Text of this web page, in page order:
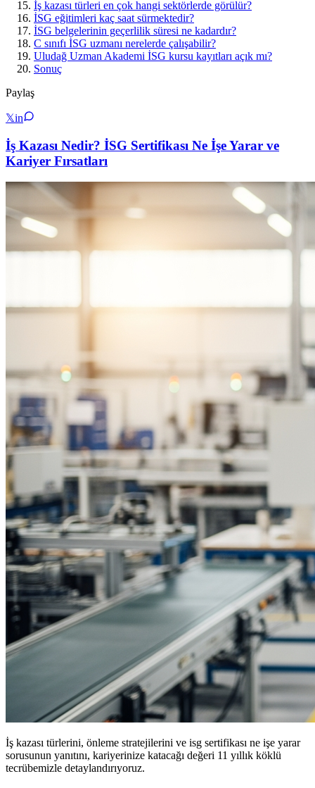
İş kazası türleri en çok hangi sektörlerde görülür?
İSG eğitimleri kaç saat sürmektedir?
İSG belgelerinin geçerlilik süresi ne kadardır?
C sınıfı İSG uzmanı nerelerde çalışabilir?
Uludağ Uzman Akademi İSG kursu kayıtları açık mı?
Sonuç
Paylaş
𝕏in
İş Kazası Nedir? İSG Sertifikası Ne İşe Yarar ve
Kariyer Fırsatları
İş kazası türlerini, önleme stratejilerini ve isg sertifikası ne işe yarar
sorusunun yanıtını, kariyerinize katacağı değeri 11 yıllık köklü
tecrübemizle detaylandırıyoruz.